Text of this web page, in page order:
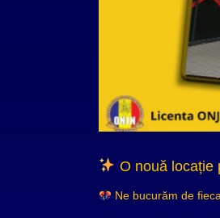
O nouă locație
Ne bucurăm de